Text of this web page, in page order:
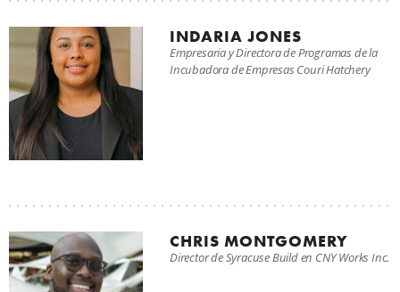
INDARIA JONES
Empresaria y Directora de Programas de la
Incubadora de Empresas Couri Hatchery
CHRIS MONTGOMERY
Director de Syracuse Build en CNY Works Inc.